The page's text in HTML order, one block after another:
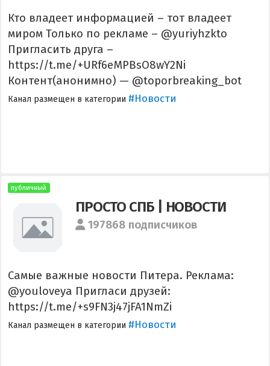
Кто владеет информацией – тот владеет
миром Только по рекламе – @yuriyhzkto
Пригласить друга –
https://t.me/+URf6eMPBsO8wY2Ni
Контент(анонимно) — @toporbreaking_bot
Канал размещен в категории #Новости
публичный
ПРОСТО СПБ | НОВОСТИ
197868 подписчиков
Самые важные новости Питера. Реклама:
@youloveya Пригласи друзей:
https://t.me/+s9FN3j47jFA1NmZi
Канал размещен в категории #Новости